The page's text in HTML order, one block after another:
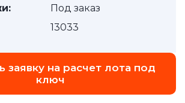
Под заказ
13033
заявку на расчет лота под
ключ